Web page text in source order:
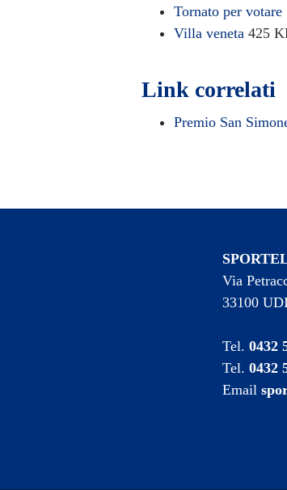
Tornato per votare
Villa veneta425
Link correlati
Premio San
Via
33100
Tel.0432
Tel.0432
Email